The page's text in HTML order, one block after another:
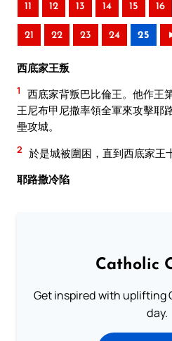
11 12 13 14 15 16
21 22 23 24 25
西底家王叛
1
西底家背叛巴比倫王。他作王
王尼布甲尼撒率領全軍來攻擊耶
壘攻城。
2 於是城被圍困，直到西底家王
耶路撒冷陷
Catholic
Get inspired with uplifting
day.